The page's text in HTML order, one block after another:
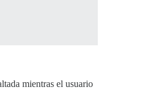
mientras el usuario